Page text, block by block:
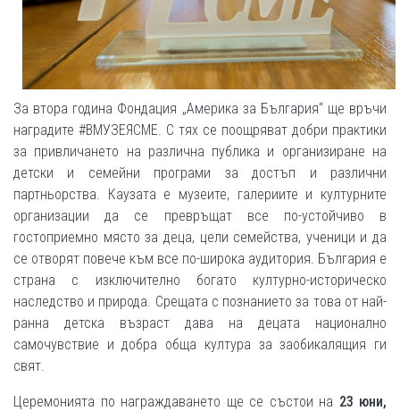
За втора година Фондация „Америка за България“ ще връчи
наградите #ВМУЗЕЯСМЕ. С тях се поощряват добри практики
за привличането на различна публика и организиране на
детски и семейни програми за достъп и различни
партньорства. Каузата е музеите, галериите и културните
организации да се превръщат все по-устойчиво в
гостоприемно място за деца, цели семейства, ученици и да
се отворят повече към все по-широка аудитория. България е
страна с изключително богато културно-историческо
наследство и природа. Срещата с познанието за това от най-
ранна детска възраст дава на децата национално
самочувствие и добра обща култура за заобикалящия ги
свят.
Церемонията по награждаването ще се състои на 23 юни,